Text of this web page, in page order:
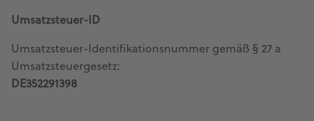
Umsatzsteuer-ID
Umsatzsteuer-Identifikationsnummer gemäß § 27 a
Umsatzsteuergesetz:
DE352291398